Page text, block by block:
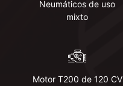
Neumáticos de uso
mixto
Motor T200 de 120 CV